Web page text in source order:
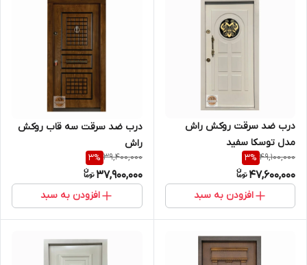
درب ضد سرقت روکش راش
مدل توسکا سفید
49,100,000
3%
47,600,000
افزودن به سبد
درب ضد سرقت سه قاب روکش
راش
39,400,000
3%
37,900,000
افزودن به سبد